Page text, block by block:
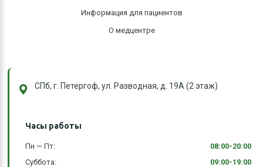
Информация для пациентов
О медцентре
СПб, г. Петергоф, ул. Разводная, д. 19А (2 этаж)
Часы работы
Пн — Пт:
08:00-20:00
Суббота:
09:00-19:00